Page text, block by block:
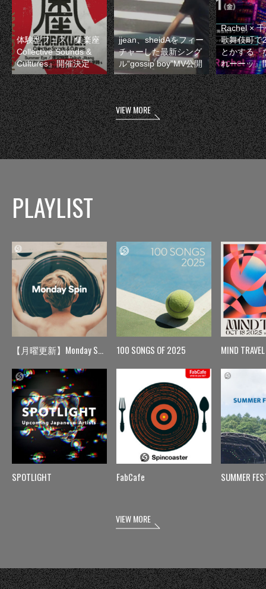
体験型フェス『集楽座
Collective Sounds &
Cultures』開催決定
jjean、sheidAをフィー
チャーした最新シング
ル“gossip boy”MV公開
Rachel ×
歌舞伎町で
とかする『
れーーッ』
VIEW MORE
PLAYLIST
【月曜更新】Monday Spin
SPOTLIGHT
100 SONGS OF 2025
FabCafe
MIND TRAVEL
SUMMER
VIEW MORE